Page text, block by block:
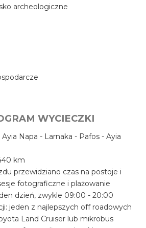
archeologiczne
WYCIECZKI
Napa - Larnaka - Pafos - Ayia
km
przewidziano czas na postoje i
fotograficzne i plażowanie
dzień, zwykle 09:00 - 20:00
jeden z najlepszych off roadowych
Land Cruiser lub mikrobus